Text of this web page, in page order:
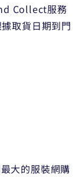
Collect服務
取貨日期到門
大的服裝網購